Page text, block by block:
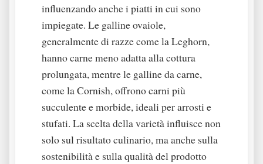
influenzando anche i piatti in cui sono
impiegate. Le galline ovaiole,
generalmente di razze come la Leghorn,
hanno carne meno adatta alla cottura
prolungata, mentre le galline da carne,
come la Cornish, offrono carni più
succulente e morbide, ideali per arrosti e
stufati. La scelta della varietà influisce non
solo sul risultato culinario, ma anche sulla
sostenibilità e sulla qualità del prodotto